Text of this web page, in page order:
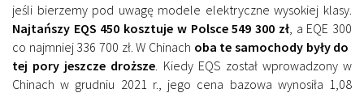
jeśli bierzemy pod uwagę modele elektryczne wysokiej klasy.
Najtańszy EQS 450 kosztuje w Polsce 549 300 zł, a EQE 300
co najmniej 336 700 zł. W Chinach oba te samochody były do ​​
tej pory jeszcze droższe . Kiedy EQS został wprowadzony w
Chinach w grudniu 2021 r., jego cena bazowa wynosiła 1,08